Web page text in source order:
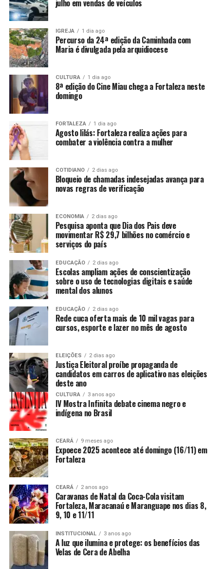
julho em vendas de veículos
IGREJA 1 dia ago
Percurso da 24ª edição da Caminhada com
Maria é divulgada pela arquidiocese
CULTURA 1 dia ago
8ª edição do Cine Miau chega a Fortaleza neste
domingo
FORTALEZA 1 dia ago
Agosto lilás: Fortaleza realiza ações para
combater a violência contra a mulher
COTIDIANO 2 dias ago
Bloqueio de chamadas indesejadas avança para
novas regras de verificação
ECONOMIA 2 dias ago
Pesquisa aponta que Dia dos Pais deve
movimentar R$ 29,7 bilhões no comércio e
serviços do país
EDUCAÇÃO 2 dias ago
Escolas ampliam ações de conscientização
sobre o uso de tecnologias digitais e saúde
mental dos alunos
EDUCAÇÃO 2 dias ago
Rede cuca oferta mais de 10 mil vagas para
cursos, esporte e lazer no mês de agosto
ELEIÇÕES 2 dias ago
Justiça Eleitoral proíbe propaganda de
candidatos em carros de aplicativo nas eleições
deste ano
CULTURA 3 anos ago
IV Mostra Infinita debate cinema negro e
indígena no Brasil
CEARÁ 9 meses ago
Expoece 2025 acontece até domingo (16/11) em
Fortaleza
CEARÁ 2 anos ago
Caravanas de Natal da Coca-Cola visitam
Fortaleza, Maracanaú e Maranguape nos dias 8,
9, 10 e 11/11
INSTITUCIONAL 3 anos ago
A luz que ilumina e protege: os benefícios das
Velas de Cera de Abelha